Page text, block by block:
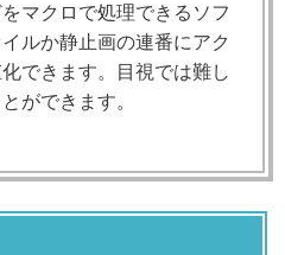
マクロで処理できるソフ
ルか静止画の連番にアク
できます。目視では難し
ができます。